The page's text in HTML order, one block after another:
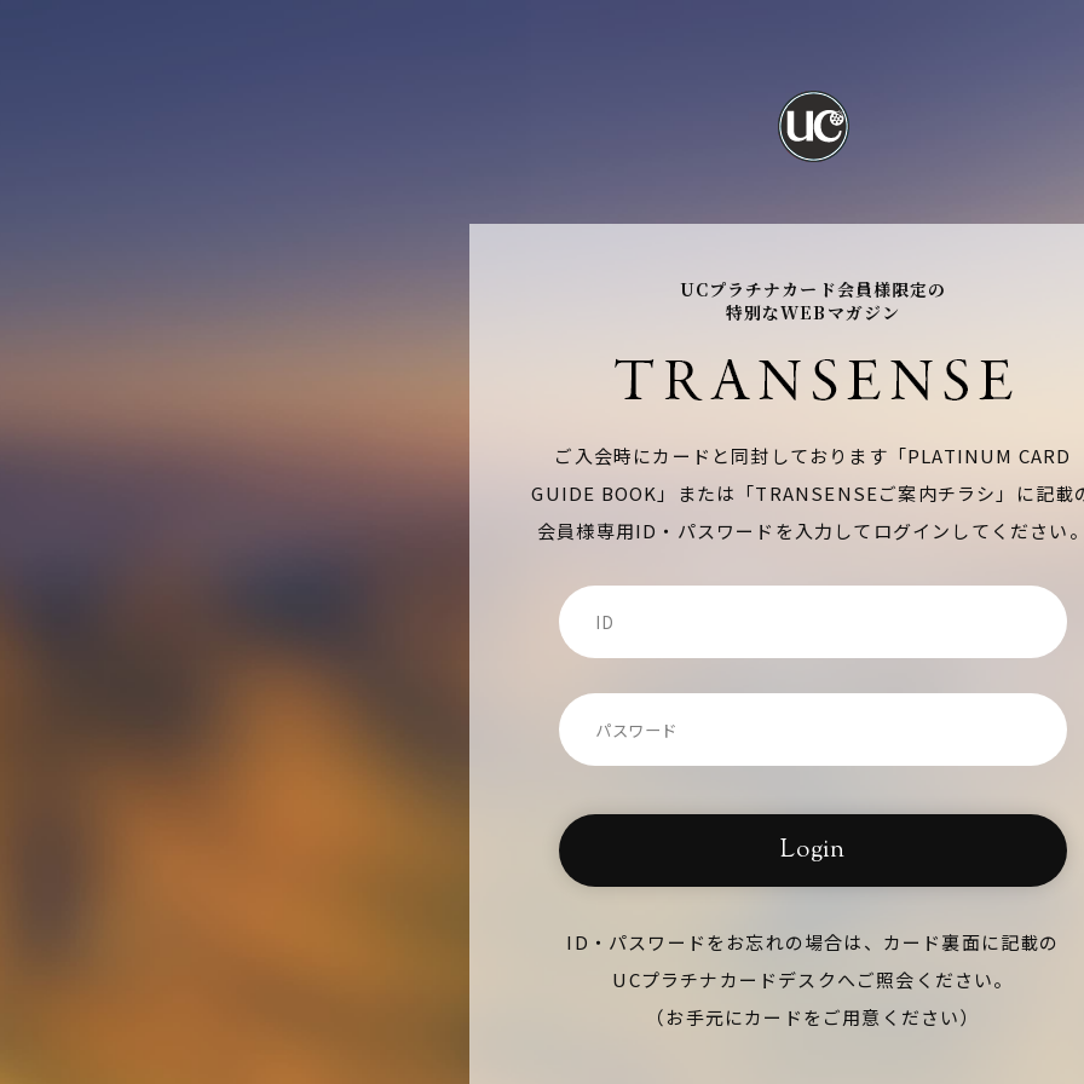
UCプラチナカード会員様限定の
特別なWEBマガジン
ご入会時にカードと同封しております「PLATINUM CARD
GUIDE BOOK」または「TRANSENSEご案内チラシ」に記載
会員様専用ID・パスワードを入力してログインしてください
Login
ID・パスワードをお忘れの場合は、カード裏面に記載の
UCプラチナカードデスクへご照会ください。
（お手元にカードをご用意ください）